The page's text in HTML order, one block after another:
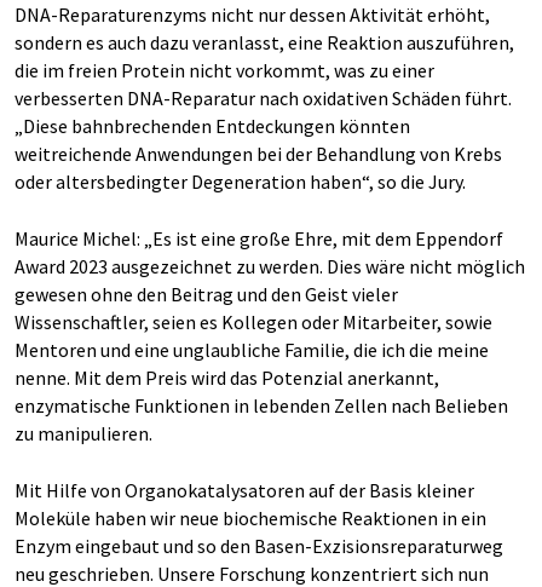
DNA-Reparaturenzyms nicht nur dessen Aktivität erhöht,
sondern es auch dazu veranlasst, eine Reaktion auszuführen,
die im freien Protein nicht vorkommt, was zu einer
verbesserten DNA-Reparatur nach oxidativen Schäden führt.
„Diese bahnbrechenden Entdeckungen könnten
weitreichende Anwendungen bei der Behandlung von Krebs
oder altersbedingter Degeneration haben“, so die Jury.
Maurice Michel: „Es ist eine große Ehre, mit dem Eppendorf
Award 2023 ausgezeichnet zu werden. Dies wäre nicht möglich
gewesen ohne den Beitrag und den Geist vieler
Wissenschaftler, seien es Kollegen oder Mitarbeiter, sowie
Mentoren und eine unglaubliche Familie, die ich die meine
nenne. Mit dem Preis wird das Potenzial anerkannt,
enzymatische Funktionen in lebenden Zellen nach Belieben
zu manipulieren.
Mit Hilfe von Organokatalysatoren auf der Basis kleiner
Moleküle haben wir neue biochemische Reaktionen in ein
Enzym eingebaut und so den Basen-Exzisionsreparaturweg
neu geschrieben. Unsere Forschung konzentriert sich nun